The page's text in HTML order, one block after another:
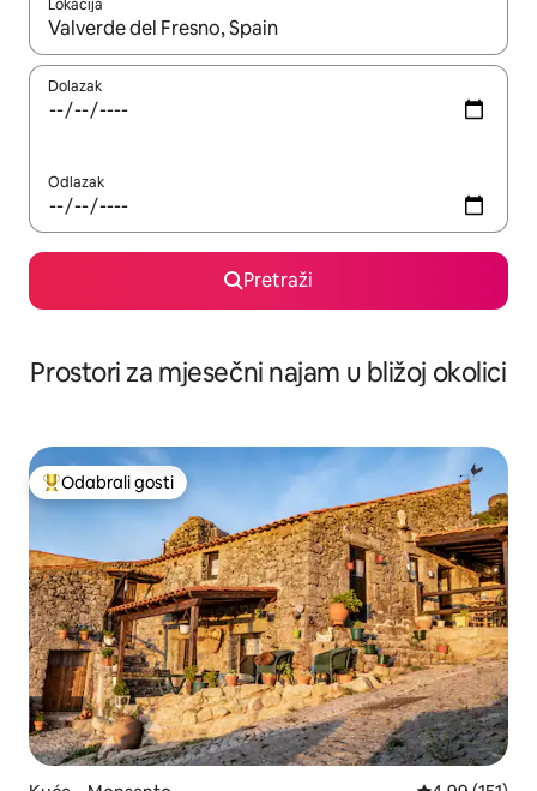
Lokacija
Kada budu dostupni rezultati, moći ćete ih pregledati
Dolazak
Odlazak
Pretraži
Prostori za mjesečni najam u bližoj okolici
Među najviše rangiranima s oznakom „Odabrali gosti”
Odabrali gosti